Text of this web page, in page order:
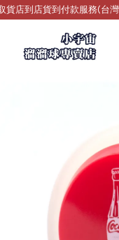
店到店貨到付款服務(台灣